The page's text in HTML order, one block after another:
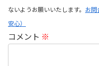
ないようお願いいたします。 お問
安心）
コメント ※